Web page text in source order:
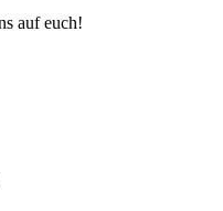
auf euch!